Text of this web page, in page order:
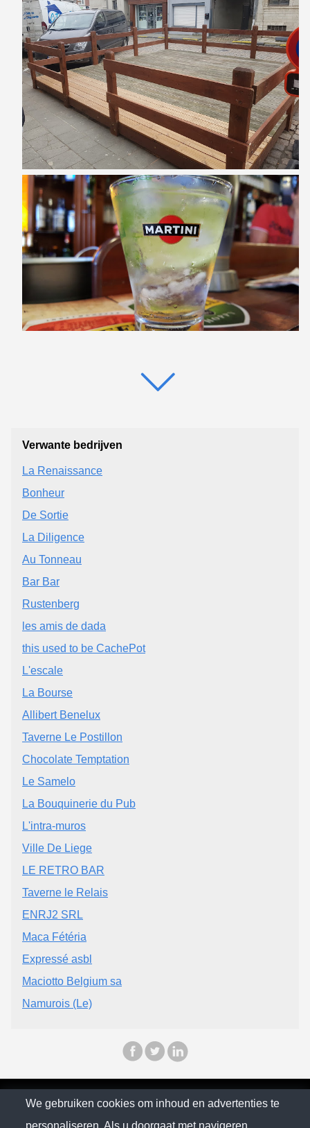
Verwante bedrijven
La Renaissance
Bonheur
De Sortie
La Diligence
Au Tonneau
Bar Bar
Rustenberg
les amis de dada
this used to be CachePot
L'escale
La Bourse
Allibert Benelux
Taverne Le Postillon
Chocolate Temptation
Le Samelo
La Bouquinerie du Pub
L'intra-muros
Ville De Liege
LE RETRO BAR
Taverne le Relais
ENRJ2 SRL
Maca Fétéria
Expressé asbl
Maciotto Belgium sa
Namurois (Le)
© Self City 2026
We gebruiken cookies om inhoud en advertenties te
personaliseren. Als u doorgaat met navigeren